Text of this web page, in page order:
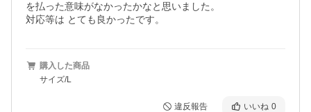
を払った意味がなかったかなと思いました。
対応等は とても良かったです。
購入した商品
サイズ/L
違反報告 いいね 0